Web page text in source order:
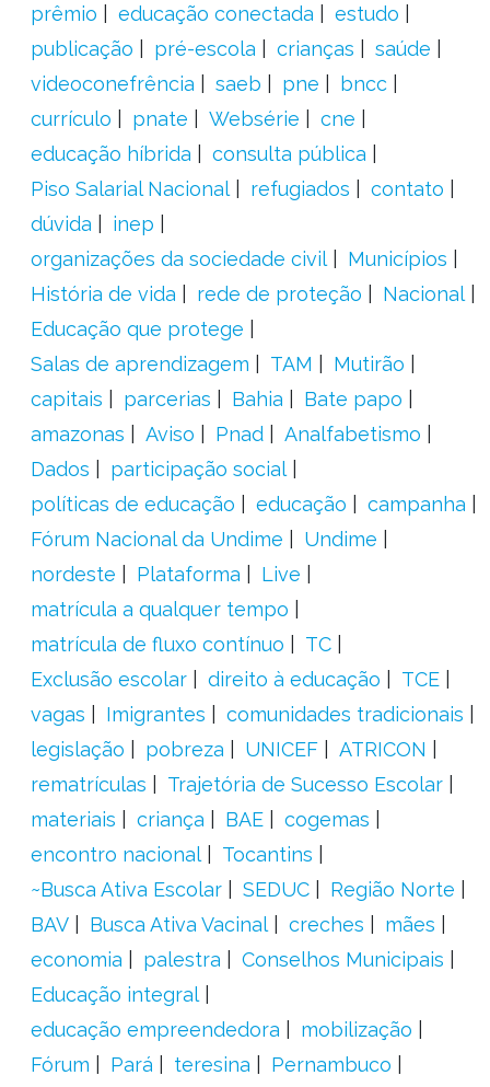
prêmio
educação conectada
estudo
publicação
pré-escola crianças
saúde
videoconefrência
saeb pne
bncc
currículo
pnate Websérie
cne
educação híbrida
consulta pública
Piso Salarial Nacional
refugiados
contato
dúvida
inep
organizações da sociedade civil
Municípios
História de vida
rede de proteção
Nacional
Educação que protege
Salas de aprendizagem
TAM
Mutirão
capitais
parcerias Bahia
Bate papo
amazonas
Aviso Pnad
Analfabetismo
Dados
participação social
políticas de educação
educação
campanha
Fórum Nacional da Undime
Undime
nordeste
Plataforma
Live
matrícula a qualquer tempo
matrícula de fluxo contínuo
TC
Exclusão escolar
direito à educação
TCE
vagas
Imigrantes
comunidades tradicionais
legislação
pobreza UNICEF
ATRICON
rematrículas
Trajetória de Sucesso Escolar
materiais
criança BAE
cogemas
encontro nacional
Tocantins
~Busca Ativa Escolar
SEDUC
Região Norte
BAV
Busca Ativa Vacinal creches
mães
economia
palestra
Conselhos Municipais
Educação integral
educação empreendedora
mobilização
Fórum
Pará teresina Pernambuco